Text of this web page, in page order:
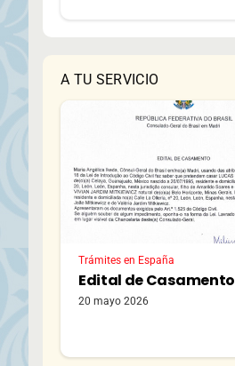
A TU SERVICIO
Trámites en España
Edital de Casamento
20 mayo 2026